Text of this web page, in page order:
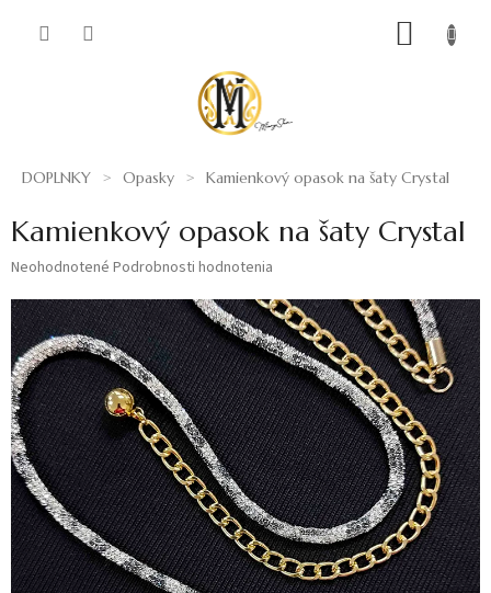
DOPLNKY Opasky Kamienkový opasok na šaty Crystal
Kamienkový opasok na šaty Crystal
Priemerné
produktu
je
0,0
z
5
hviezdičiek.
Neohodnotené Podrobnosti hodnotenia